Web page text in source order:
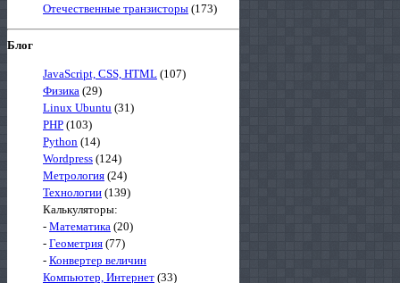
Отечественные транзисторы (173)
Блог
JavaScript, CSS, HTML (107)
Физика (29)
Linux Ubuntu (31)
PHP (103)
Python (14)
Wordpress (124)
Метрология (24)
Технологии (139)
Калькуляторы:
- Математика (20)
- Геометрия (77)
- Конвертер величин
Компьютер, Интернет (33)